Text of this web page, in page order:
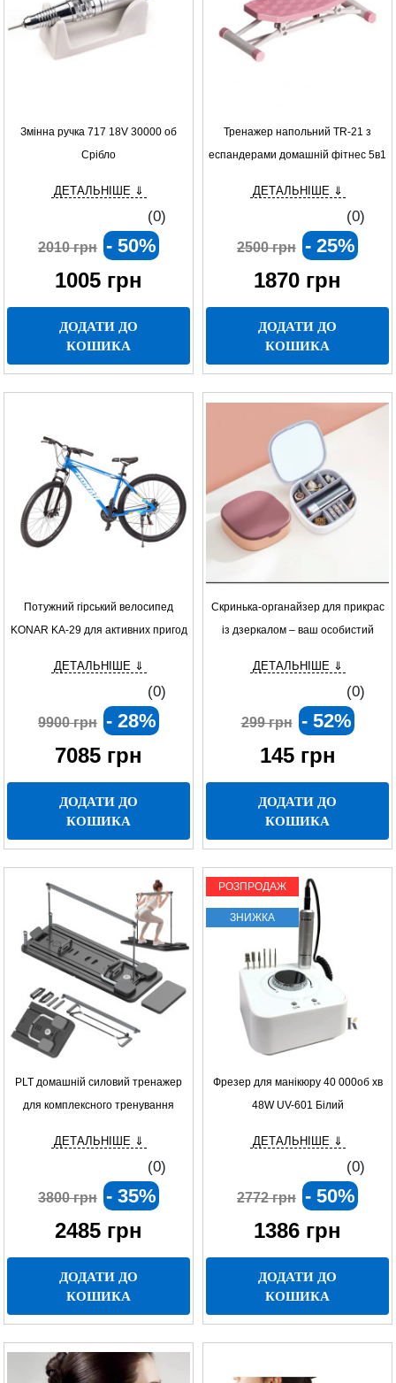
Змінна ручка 717 18V 30000 об
Срібло
ДЕТАЛЬНІШЕ ⇓
(0)
2010 грн - 50%
1005 грн
ДОДАТИ ДО
КОШИКА
Тренажер напольний TR-21 з
еспандерами домашній фітнес 5в1
ДЕТАЛЬНІШЕ ⇓
(0)
2500 грн - 25%
1870 грн
ДОДАТИ ДО
КОШИКА
Потужний гірський велосипед
KONAR KA-29 для активних пригод
ДЕТАЛЬНІШЕ ⇓
(0)
9900 грн - 28%
7085 грн
ДОДАТИ ДО
КОШИКА
Скринька-органайзер для прикрас
із дзеркалом – ваш особистий
ДЕТАЛЬНІШЕ ⇓
(0)
299 грн - 52%
145грн
ДОДАТИ ДО
КОШИКА
PLT домашній силовий тренажер
для комплексного тренування
ДЕТАЛЬНІШЕ ⇓
(0)
3800 грн - 35%
2485 грн
ДОДАТИ ДО
КОШИКА
РОЗПРОДАЖ
ЗНИЖКА
Фрезер для манікюру 40 000об хв
48W UV-601 Білий
ДЕТАЛЬНІШЕ ⇓
(0)
2772 грн - 50%
1386 грн
ДОДАТИ ДО
КОШИКА